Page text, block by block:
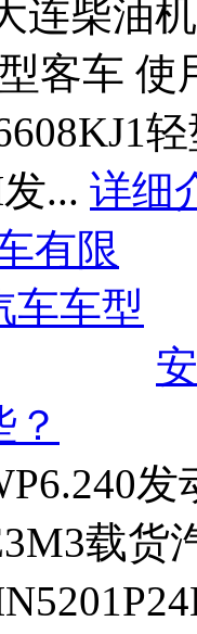
连柴油
客车
... 详细
载货